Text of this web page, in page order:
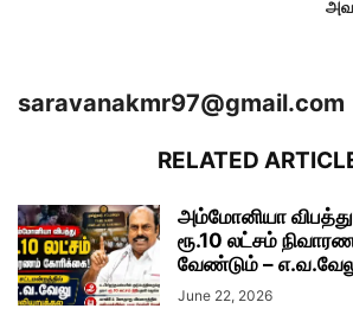
saravanakmr97@gmail.com
RELATED
அம்மோனியா
ரூ.10 லட்சம்
வேண்டும் –
June 22, 2026